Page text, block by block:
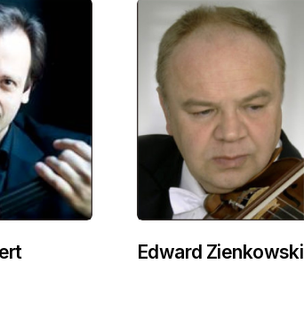
Edward Zienkowski